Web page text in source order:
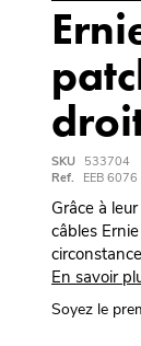
SKU 533704
Ref.
EEB 6076
Grâce à
câbles
En savoir
Soyez le